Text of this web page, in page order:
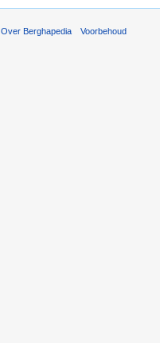
Over Berghapedia Voorbehoud